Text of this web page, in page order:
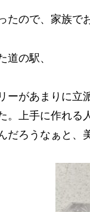
たので、家族で
道の駅、
ーがあまりに立
。上手に作れる
だろうなぁと、